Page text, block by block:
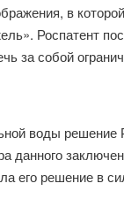
в
Роспатент
за собой
воды решение
данного
его решение в